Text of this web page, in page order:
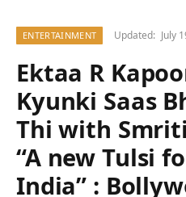
ENTERTAINMENT Updated: July
Ektaa R
Kyunki Saas
Thi with
“A new Tulsi
India” :